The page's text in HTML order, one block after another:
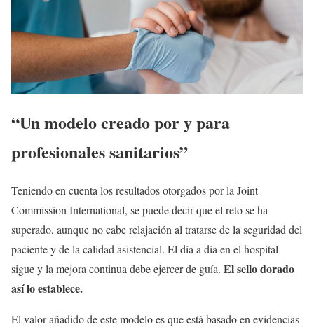
“Un modelo creado por y para
profesionales sanitarios”
Teniendo en cuenta los resultados otorgados por la Joint
Commission International, se puede decir que el reto se ha
superado, aunque no cabe relajación al tratarse de la seguridad del
paciente y de la calidad asistencial. El día a día en el hospital
sigue y la mejora continua debe ejercer de guía. El sello dorado
así lo establece.
El valor añadido de este modelo es que está basado en evidencias